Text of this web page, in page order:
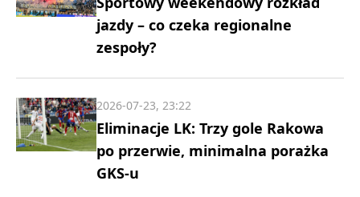
jazdy – co czeka regionalne
zespoły?
Eliminacje LK: Trzy gole Rakowa
po przerwie, minimalna porażka
GKS-u
2026-07-23, 23:22